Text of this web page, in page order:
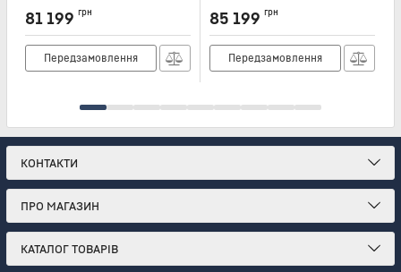
FNC667I
81 199 грн
Передзамовлення
FNC707I
85 199 грн
Передзамовлення
КОНТАКТИ
ПРО МАГАЗИН
КАТАЛОГ ТОВАРІВ